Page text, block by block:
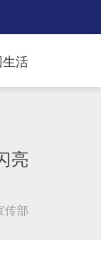
生活
亮
传部